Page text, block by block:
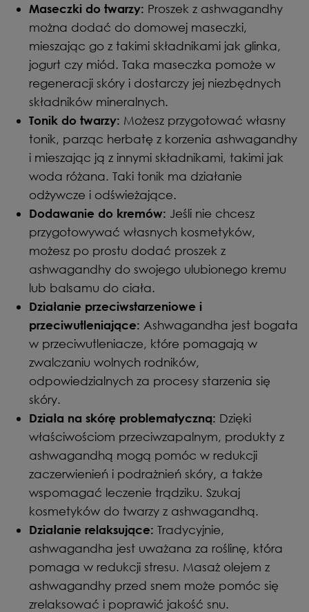
Maseczki do twarzy: Proszek z ashwagandhy
można dodać do domowej maseczki,
mieszając go z takimi składnikami jak glinka,
jogurt czy miód. Taka maseczka pomoże w
regeneracji skóry i dostarczy jej niezbędnych
składników mineralnych.
Tonik do twarzy: Możesz przygotować własny
tonik, parząc herbatę z korzenia ashwagandhy
i mieszając ją z innymi składnikami, takimi jak
woda różana. Taki tonik ma działanie
odżywcze i odświeżające.
Dodawanie do kremów: Jeśli nie chcesz
przygotowywać własnych kosmetyków,
możesz po prostu dodać proszek z
ashwagandhy do swojego ulubionego kremu
lub balsamu do ciała.
Działanie przeciwstarzeniowe i
przeciwutleniające: Ashwagandha jest bogata
w przeciwutleniacze, które pomagają w
zwalczaniu wolnych rodników,
odpowiedzialnych za procesy starzenia się
skóry.
Działa na skórę problematyczną: Dzięki
właściwościom przeciwzapalnym, produkty z
ashwagandhą mogą pomóc w redukcji
zaczerwienień i podrażnień skóry, a także
wspomagać leczenie trądziku. Szukaj
kosmetyków do twarzy z ashwagandhą.
Działanie relaksujące: Tradycyjnie,
ashwagandha jest uważana za roślinę, która
pomaga w redukcji stresu. Masaż olejem z
ashwagandhy przed snem może pomóc się
zrelaksować i poprawić jakość snu.